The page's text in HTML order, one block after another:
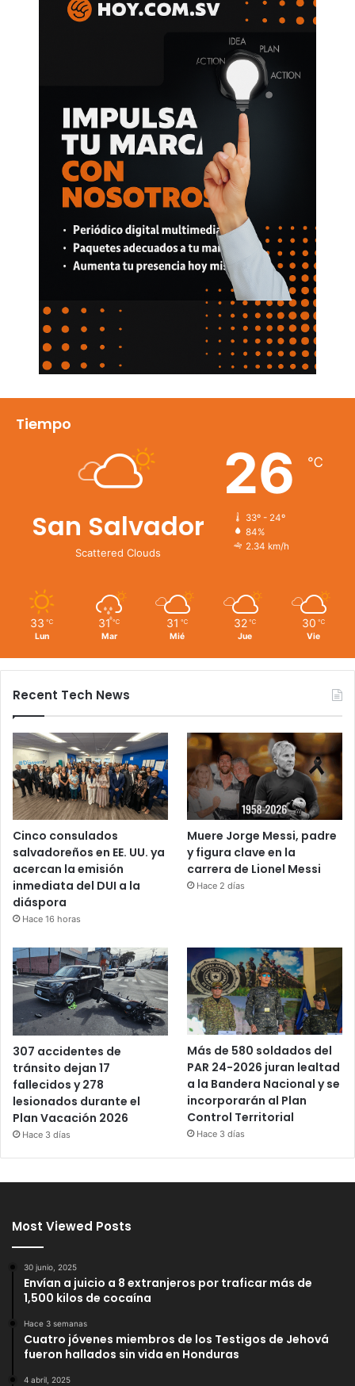
Tiempo
San Salvador
Scattered Clouds
26 ℃
33º - 24º
84%
2.34 km/h
33 ℃
Lun
31 ℃
Mar
31 ℃
Mié
32 ℃
Jue
30 ℃
Vie
Recent Tech News
Cinco consulados
salvadoreños en EE. UU. ya
acercan la emisión
inmediata del DUI a la
diáspora
Hace 16 horas
Muere Jorge Messi, padre
y figura clave en la
carrera de Lionel Messi
Hace 2 días
307 accidentes de
tránsito dejan 17
fallecidos y 278
lesionados durante el
Plan Vacación 2026
Hace 3 días
Más de 580 soldados del
PAR 24-2026 juran lealtad
a la Bandera Nacional y se
incorporarán al Plan
Control Territorial
Hace 3 días
Most Viewed Posts
30 junio, 2025
Envían a juicio a 8 extranjeros por traficar más de
1,500 kilos de cocaína
Hace 3 semanas
Cuatro jóvenes miembros de los Testigos de Jehová
fueron hallados sin vida en Honduras
4 abril, 2025